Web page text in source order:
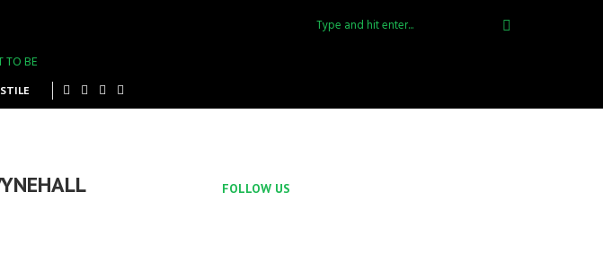
STILE
FOLLOW US